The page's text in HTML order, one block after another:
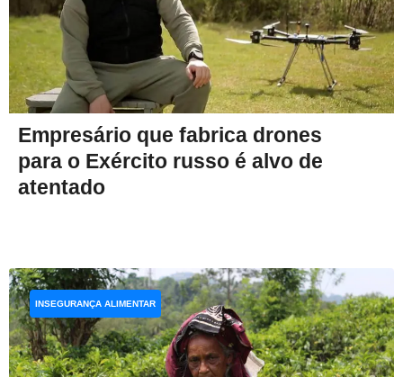
Empresário que fabrica drones
para o Exército russo é alvo de
atentado
INSEGURANÇA ALIMENTAR